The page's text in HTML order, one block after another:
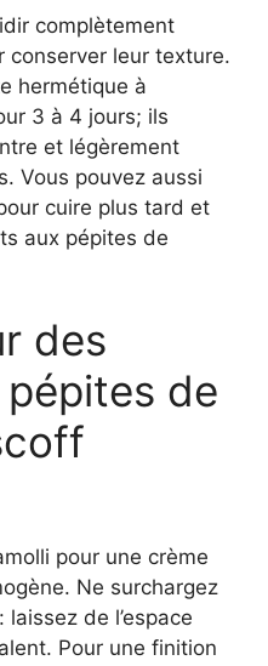
complètement
conserver leur texture.
hermétique à
3 à 4 jours; ils
et légèrement
Vous pouvez aussi
cuire plus tard et
aux pépites de
des
de
pour une crème
Ne surchargez
de l’espace
Pour une finition